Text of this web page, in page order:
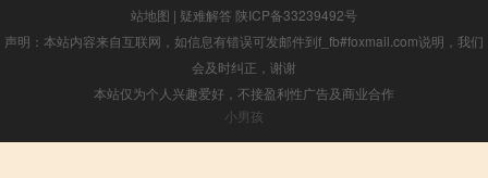
站地图 | 疑难解答 陕ICP备33239492号
声明：本站内容来自互联网，如信息有错误可发邮件到f_fb#foxmail.com说明，我们
会及时纠正，谢谢
本站仅为个人兴趣爱好，不接盈利性广告及商业合作
小男孩